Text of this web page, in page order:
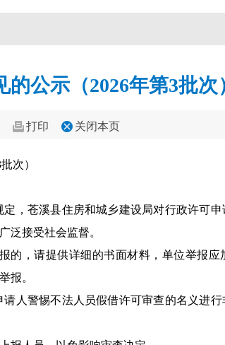
公示（2026年第3批次
打印 关闭本页
次）
，苍溪县住房和城乡建设局对行政许可
泛接受社会监督。
的，请提供详细的书面材料，单位举报应
报。
人警惕不法人员假借许可审查的名义进